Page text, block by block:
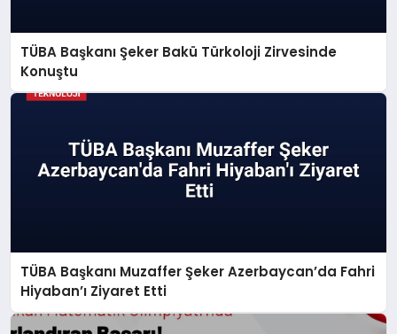
TÜBA Başkanı Şeker Bakü Türkoloji Zirvesinde
Konuştu
TÜBA Başkanı Muzaffer Şeker Azerbaycan’da Fahri
Hiyaban’ı Ziyaret Etti